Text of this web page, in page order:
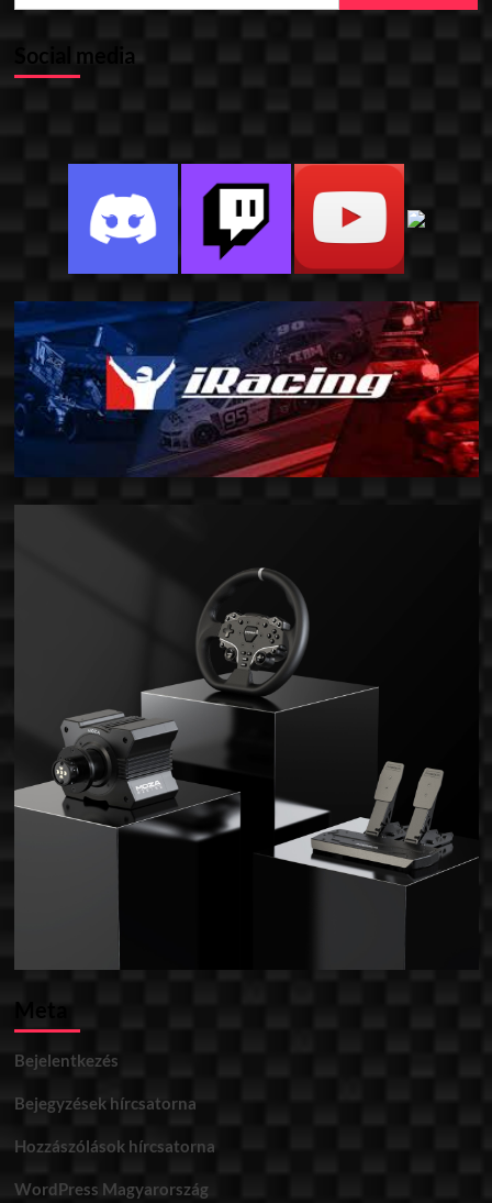
Social media
Meta
Bejelentkezés
Bejegyzések hírcsatorna
Hozzászólások hírcsatorna
WordPress Magyarország